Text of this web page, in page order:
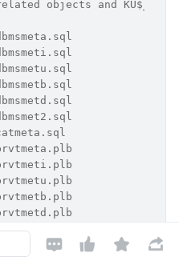
objects and KU$_
   